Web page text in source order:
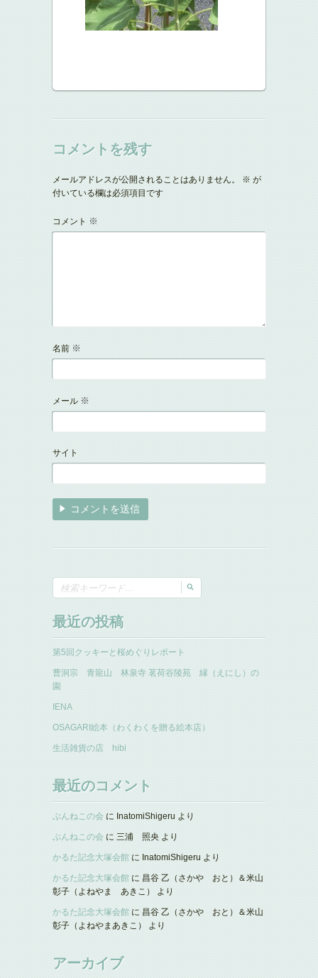
コメントを残す
メールアドレスが公開されることはありません。 ※ が
付いている欄は必須項目です
コメント ※
名前 ※
メール ※
サイト
最近の投稿
第5回クッキーと桜めぐりレポート
曹洞宗 青龍山 林泉寺 茗荷谷陵苑 縁（えにし）の
園
IENA
OSAGARI絵本（わくわくを贈る絵本店）
生活雑貨の店 hibi
最近のコメント
ぶんねこの会 に InatomiShigeru より
ぶんねこの会 に 三浦 照央 より
かるた記念大塚会館 に InatomiShigeru より
かるた記念大塚会館 に 昌谷 乙（さかや おと）＆米山
彰子（よねやま あきこ）
より
かるた記念大塚会館 に 昌谷 乙（さかや おと）＆米山
彰子（よねやまあきこ）
より
アーカイブ